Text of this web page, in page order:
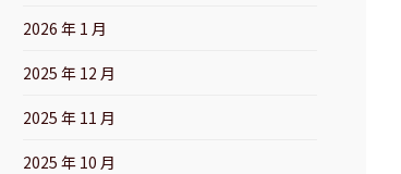
2026 年 1 月
2025 年 12 月
2025 年 11 月
2025 年 10 月